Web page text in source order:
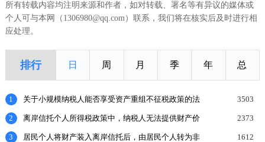
所有转载内容均注明来源和作者，如对转载、署名等有异议的媒体或
个人可与本网（1306980@qq.com）联系，我们将在核实后及时进行相
应处理。
排行 日 周 月 季 年 总
1
关于小规模纳税人能否享受资产重组不征税政策的法
3503
2
离岸信托个人所得税政策中，纳税人无法提供财产价
2373
3
居民个人将财产装入离岸信托后，由居民个人转为非
1612